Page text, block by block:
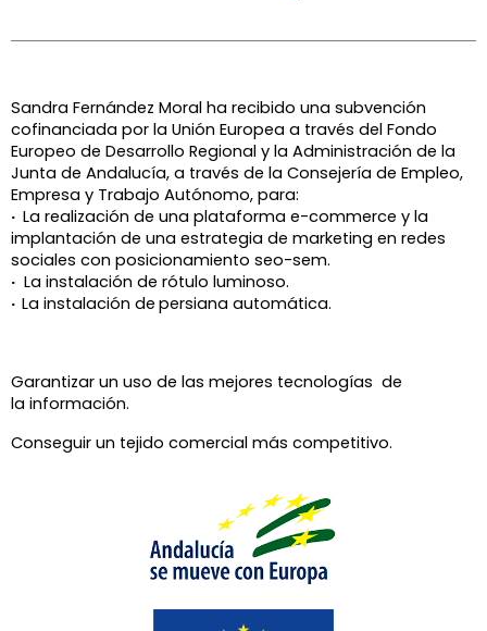
Sandra Fernández Moral ha recibido una subvención
cofinanciada por la Unión Europea a través del Fondo
Europeo de Desarrollo Regional y la Administración de la
Junta de Andalucía, a través de la Consejería de Empleo,
Empresa y Trabajo Autónomo, para:
· La realización de una plataforma e-commerce y la
implantación de una estrategia de marketing en redes
sociales con posicionamiento seo-sem.
· La instalación de rótulo luminoso.
· La instalación de persiana automática.
Garantizar un uso de las mejores tecnologías de
la información.
Conseguir un tejido comercial más competitivo.